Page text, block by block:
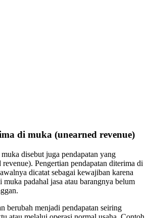
di muka (unearned revenue)
disebut juga pendapatan yang
Pengertian pendapatan diterima di
dicatat sebagai kewajiban karena
padahal jasa atau barangnya belum
berubah menjadi pendapatan seiring